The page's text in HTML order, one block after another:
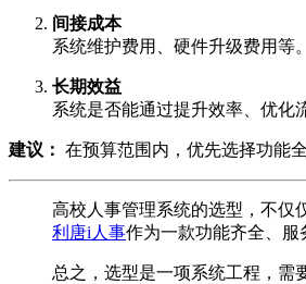
间接成本
系统维护费用、硬件升级费用等。
长期效益
系统是否能通过提升效率、优化
建议： 在预算范围内，优先选择功能
高校人事管理系统的选型，不仅
利唐i人事作为一款功能齐全、服
总之，选型是一项系统工程，需